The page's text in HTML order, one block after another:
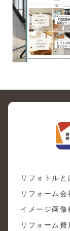
リフォトルと
リフォーム会
イメージ画像
リフォーム費